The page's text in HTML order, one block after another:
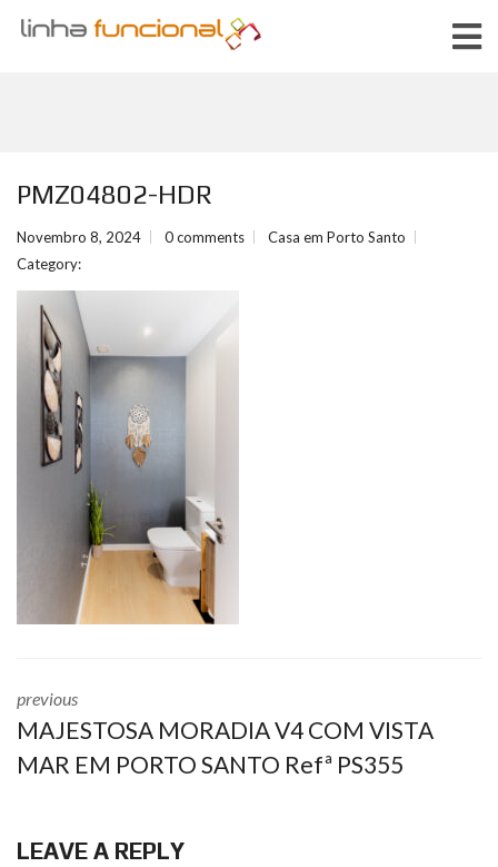
PMZ04802-HDR
Novembro 8, 2024 0 comments
Casa em Porto Santo
Category:
previous
MAJESTOSA MORADIA V4 COM VISTA
MAR EM PORTO SANTO Refª PS355
LEAVE A REPLY